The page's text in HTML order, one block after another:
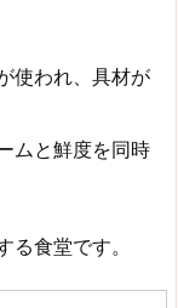
使われ、具材が
ムと鮮度を同時
食堂です。